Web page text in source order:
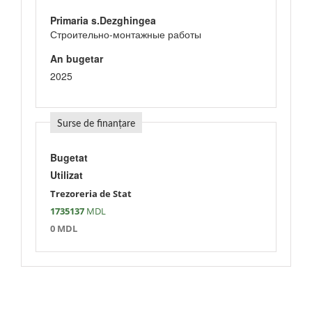
Primaria s.Dezghingea
Строительно-монтажные работы
An bugetar
2025
Surse de finanțare
Bugetat
Utilizat
Trezoreria de Stat
1735137 MDL
0 MDL